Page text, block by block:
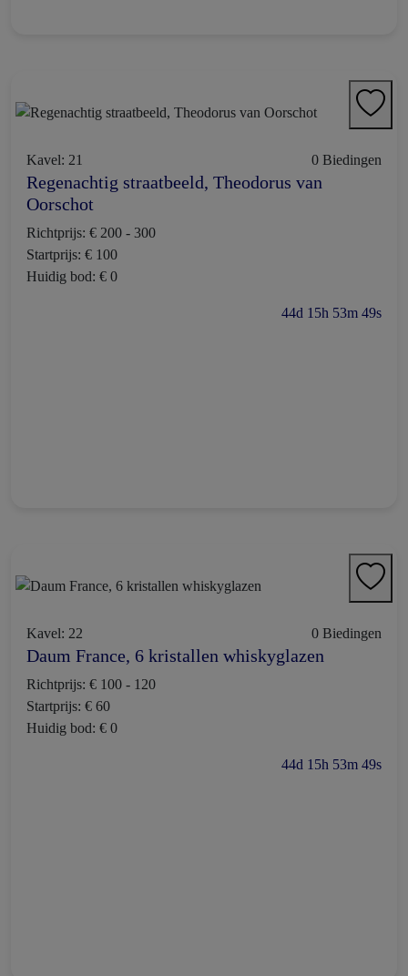
Kavel: 21 0 Biedingen
Regenachtig straatbeeld, Theodorus van
Oorschot
Richtprijs: € 200 - 300
Startprijs: € 100
Huidig bod: € 0
44d 15h 53m 48s
Kavel: 22 0 Biedingen
Daum France, 6 kristallen whiskyglazen
Richtprijs: € 100 - 120
Startprijs: € 60
Huidig bod: € 0
44d 15h 53m 48s